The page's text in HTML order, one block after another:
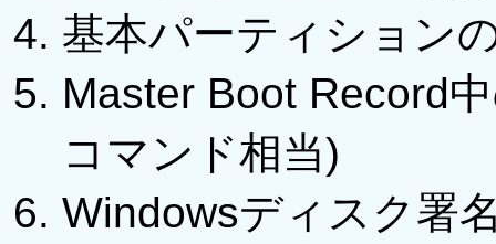
基本パーティション
Master Boot Record
コマンド相当)
Windowsディスク署